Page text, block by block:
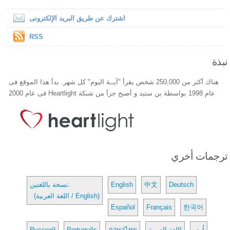
اشترك عن طريق البريد الإلكترونى
RSS
نبذة
هناك أكثر من 250,000 شخص يقرأ "آيــة اليوم" كل شهر. بدأ هذا الموقع فى
عام 1998 بواسطة بن ستيد و أصبح جزأ من شبكة Heartlight فى عام 2000
ترجمات أخري
نسخة باللغتين:
(اللغة العربية / English)
English 中文 Deutsch
Español Français 한국어